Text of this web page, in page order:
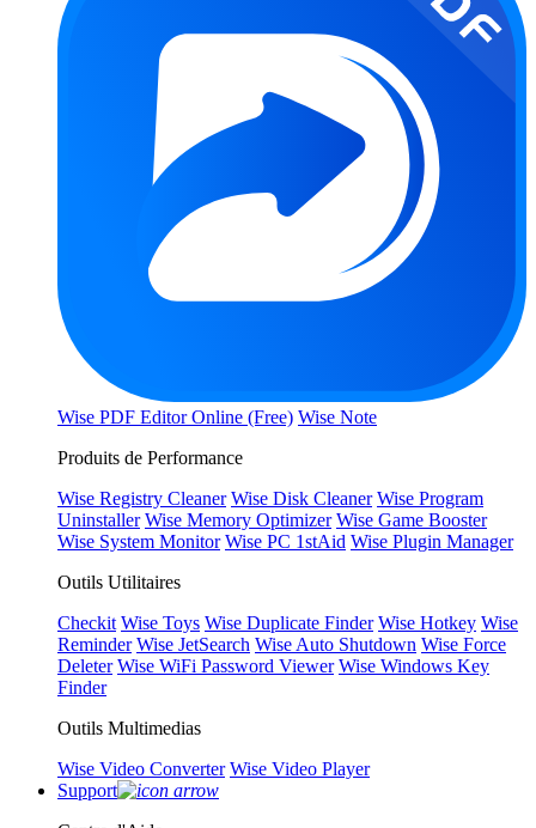
Wise PDF Editor Online (Free) Wise Note
Produits de Performance
Wise Registry Cleaner Wise Disk Cleaner Wise Program
Uninstaller Wise Memory Optimizer Wise Game Booster
Wise System Monitor Wise PC 1stAid Wise Plugin Manager
Outils Utilitaires
Checkit Wise Toys Wise Duplicate Finder Wise Hotkey Wise
Reminder Wise JetSearch Wise Auto Shutdown Wise Force
Deleter Wise WiFi Password Viewer Wise Windows Key
Finder
Outils Multimedias
Wise Video Converter Wise Video Player
Support